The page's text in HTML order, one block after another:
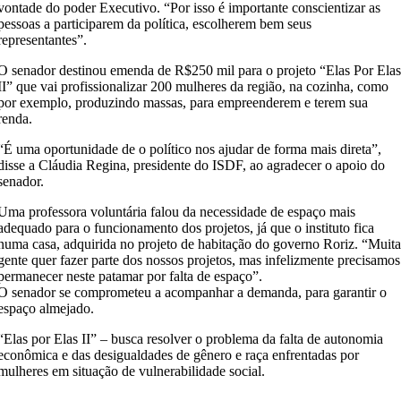
do poder Executivo. “Por isso é importante conscientizar as
a participarem da política, escolherem bem seus
senador destinou emenda de R$250 mil para o projeto “Elas Por Elas
que vai profissionalizar 200 mulheres da região, na cozinha, como
exemplo, produzindo massas, para empreenderem e terem sua
uma oportunidade de o político nos ajudar de forma mais direta”,
a Cláudia Regina, presidente do ISDF, ao agradecer o apoio do
professora voluntária falou da necessidade de espaço mais
para o funcionamento dos projetos, já que o instituto fica
casa, adquirida no projeto de habitação do governo Roriz. “Muita
quer fazer parte dos nossos projetos, mas infelizmente precisamos
neste patamar por falta de espaço”.
senador se comprometeu a acompanhar a demanda, para garantir o
almejado.
por Elas II” – busca resolver o problema da falta de autonomia
e das desigualdades de gênero e raça enfrentadas por
em situação de vulnerabilidade social.